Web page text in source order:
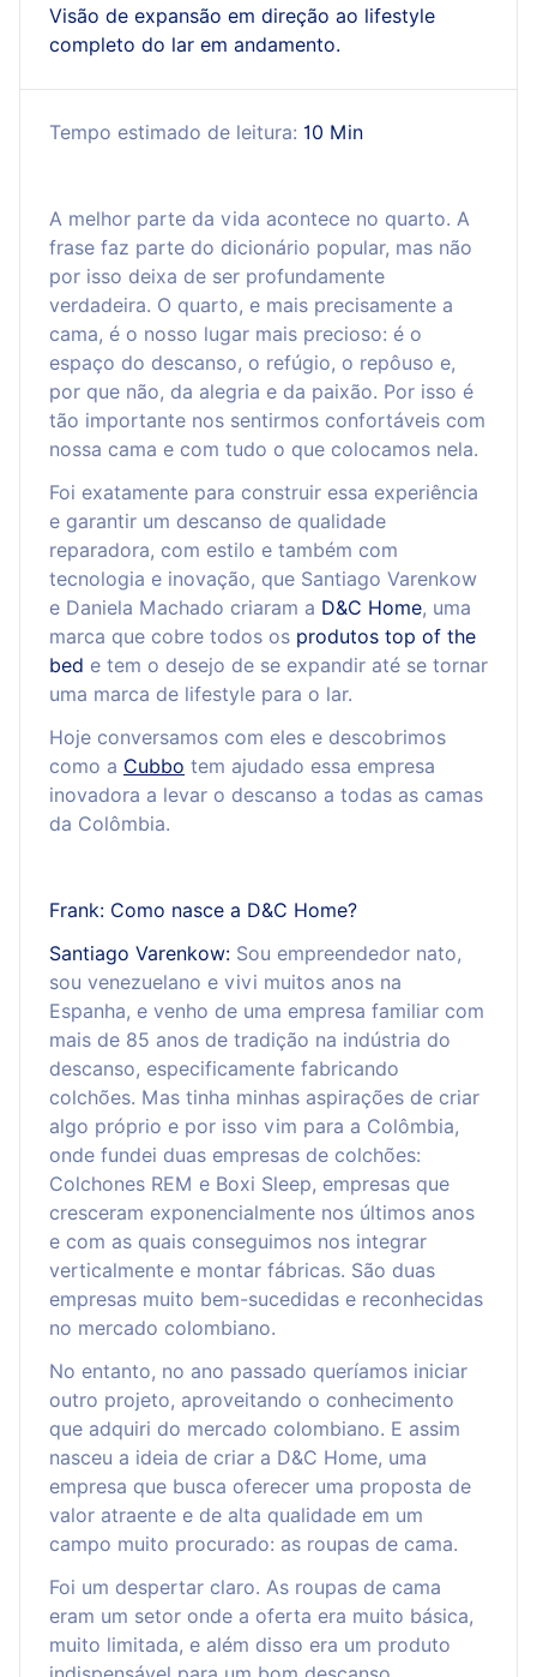
Visão de expansão em direção ao lifestyle
completo do lar em andamento.
Tempo estimado de leitura: 10 Min
A melhor parte da vida acontece no quarto. A
frase faz parte do dicionário popular, mas não
por isso deixa de ser profundamente
verdadeira. O quarto, e mais precisamente a
cama, é o nosso lugar mais precioso: é o
espaço do descanso, o refúgio, o repôuso e,
por que não, da alegria e da paixão. Por isso é
tão importante nos sentirmos confortáveis com
nossa cama e com tudo o que colocamos nela.
Foi exatamente para construir essa experiência
e garantir um descanso de qualidade
reparadora, com estilo e também com
tecnologia e inovação, que Santiago Varenkow
e Daniela Machado criaram a D&C Home, uma
marca que cobre todos os produtos top of the
bed e tem o desejo de se expandir até se tornar
uma marca de lifestyle para o lar.
Hoje conversamos com eles e descobrimos
como a Cubbo tem ajudado essa empresa
inovadora a levar o descanso a todas as camas
da Colômbia.
Frank: Como nasce a D&C Home?
Santiago Varenkow: Sou empreendedor nato,
sou venezuelano e vivi muitos anos na
Espanha, e venho de uma empresa familiar com
mais de 85 anos de tradição na indústria do
descanso, especificamente fabricando
colchões. Mas tinha minhas aspirações de criar
algo próprio e por isso vim para a Colômbia,
onde fundei duas empresas de colchões:
Colchones REM e Boxi Sleep, empresas que
cresceram exponencialmente nos últimos anos
e com as quais conseguimos nos integrar
verticalmente e montar fábricas. São duas
empresas muito bem-sucedidas e reconhecidas
no mercado colombiano.
No entanto, no ano passado queríamos iniciar
outro projeto, aproveitando o conhecimento
que adquiri do mercado colombiano. E assim
nasceu a ideia de criar a D&C Home, uma
empresa que busca oferecer uma proposta de
valor atraente e de alta qualidade em um
campo muito procurado: as roupas de cama.
Foi um despertar claro. As roupas de cama
eram um setor onde a oferta era muito básica,
muito limitada, e além disso era um produto